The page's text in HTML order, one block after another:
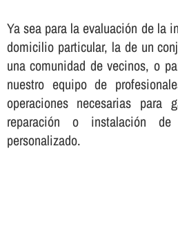
Ya sea para la evaluación de la
domicilio particular, la de un
una comunidad de vecinos, o
nuestro equipo de
operaciones necesarias para
reparación o instalación
personalizado.